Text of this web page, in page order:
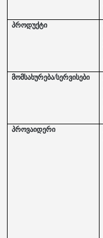
პროდუქტი
მომსახურება/სერვისები
პროვაიდერი